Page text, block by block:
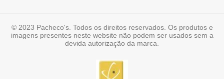
© 2023 Pacheco's. Todos os direitos reservados. Os produtos e
imagens presentes neste website não podem ser usados sem a
devida autorização da marca.